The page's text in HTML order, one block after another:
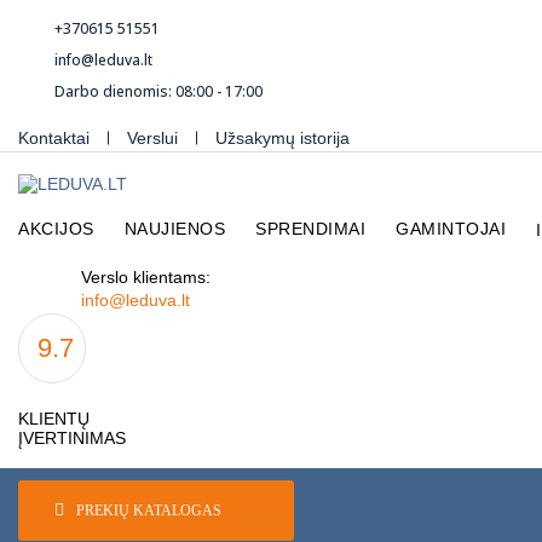
+370615 51551
info@leduva.lt
Darbo dienomis: 08:00 - 17:00
Kontaktai Verslui Užsakymų istorija
AKCIJOS NAUJIENOS SPRENDIMAI GAMINTOJAI
Verslo klientams:
info@leduva.lt
9.7
KLIENTŲ
ĮVERTINIMAS
PREKIŲ KATALOGAS